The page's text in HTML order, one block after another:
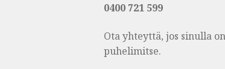
0400 721 599
Ota yhteyttä, jos sinulla
puhelimitse.